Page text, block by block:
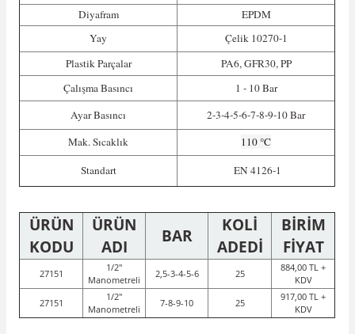
Diyafram
EPDM
Yay
Çelik 10270-1
Plastik Parçalar
PA6, GFR30, PP
Çalışma Basıncı
1 - 10 Bar
Ayar Basıncı
2-3-4-5-6-7-8-9-10 Bar
Mak. Sıcaklık
110 °C
Standart
EN 4126-1
ÜRÜN
KODU
ÜRÜN
ADI
BAR
KOLİ
ADEDİ
BİRİM
FİYAT
27151
1/2"
Manometreli
2,5-3-4-5-6 25
884,00 TL +
KDV
27151
1/2"
Manometreli
7-8-9-10 25
917,00 TL +
KDV